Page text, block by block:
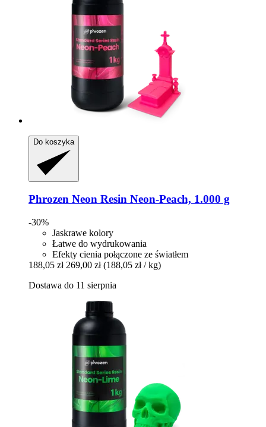
Do koszyka
Phrozen Neon Resin Neon-​Peach, 1.000 g
-30%
Jaskrawe kolory
Łatwe do wydrukowania
Efekty cienia połączone ze światłem
188,05 zł 269,00 zł (188,05 zł / kg)
Dostawa do 11 sierpnia